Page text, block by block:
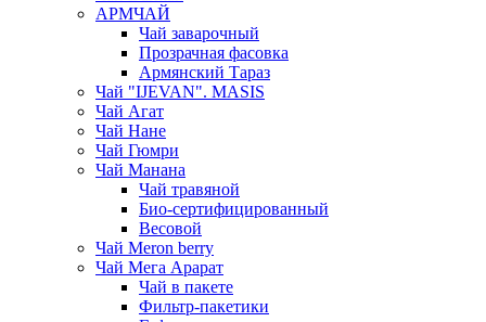
АРМЧАЙ
Чай заварочный
Прозрачная фасовка
Армянский Тараз
Чай "IJEVAN". MASIS
Чай Агат
Чай Нане
Чай Гюмри
Чай Манана
Чай травяной
Био-сертифицированный
Весовой
Чай Meron berry
Чай Мега Арарат
Чай в пакете
Фильтр-пакетики